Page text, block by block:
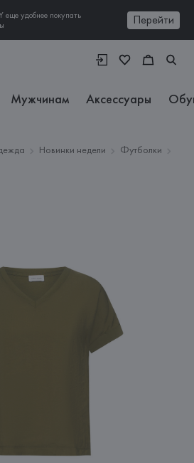
еще удобнее покупать
Перейти
Мужчинам Аксессуары
Новинки недели
Футболки